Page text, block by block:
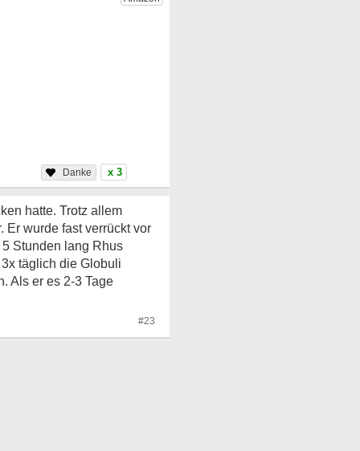
x 3
hatte. Trotz allem
Er wurde fast verrückt vor
Stunden lang Rhus
täglich die Globuli
Als er es 2-3 Tage
#23